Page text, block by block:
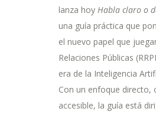
lanza hoy Habla claro o
una guía práctica que
el nuevo papel que
Relaciones Públicas
era de la Inteligencia
Con un enfoque directo,
accesible, la guía está